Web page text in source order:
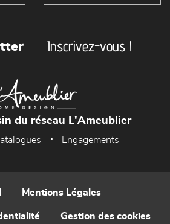
Inscrivez-vous !
du réseau L'Ameublier
Engagements
Mentions Légales
Gestion des cookies